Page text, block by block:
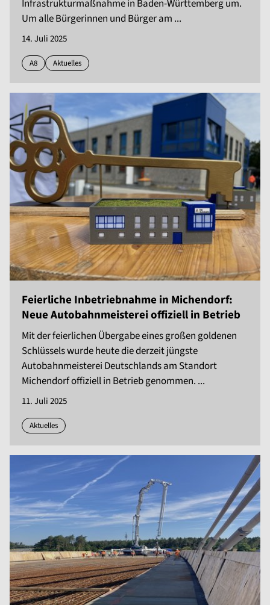
Infrastrukturmaßnahme in Baden-Württemberg um.
Um alle Bürgerinnen und Bürger am ...
14. Juli 2025
A8 Aktuelles
Feierliche Inbetriebnahme in Michendorf:
Neue Autobahnmeisterei offiziell in Betrieb
Mit der feierlichen Übergabe eines großen goldenen
Schlüssels wurde heute die derzeit jüngste
Autobahnmeisterei Deutschlands am Standort
Michendorf offiziell in Betrieb genommen. ...
11. Juli 2025
Aktuelles